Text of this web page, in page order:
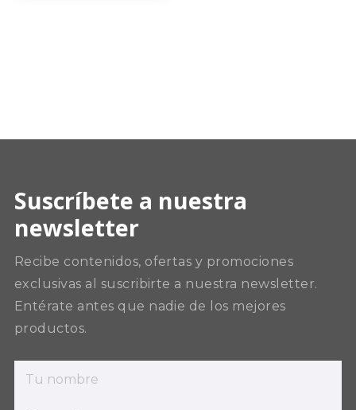
Suscríbete a nuestra
newsletter
Recibe contenidos, ofertas y promociones
exclusivas al suscribirte a nuestra newsletter.
Entérate antes que nadie de los mejores
productos.